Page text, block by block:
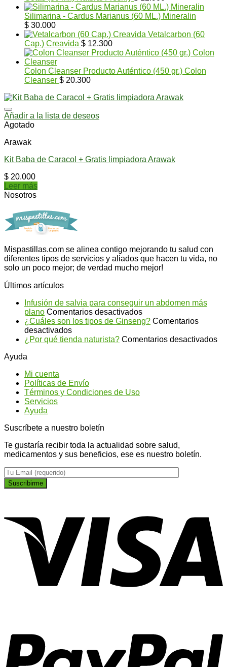
Silimarina - Cardus Marianus (60 ML.) Mineralin
$ 30.000
Vetalcarbon (60
Cap.) Creavida $ 12.300
Colon Cleanser Producto Auténtico (450 gr.) Colon
Cleanser $ 20.300
Añadir a la lista de deseos
Agotado
Arawak
Kit Baba de Caracol + Gratis limpiadora Arawak
$ 20.000
Leer más
Nosotros
Mispastillas.com se alinea contigo mejorando tu salud con
diferentes tipos de servicios y aliados que hacen tu vida, no
solo un poco mejor; de verdad mucho mejor!
Últimos artículos
Infusión de salvia para conseguir un abdomen más
plano Comentarios desactivadosen
Infusión
salvia
¿Cuáles son los tipos de Ginseng? Comentarios
desactivadosen
¿Cuáles
Ginseng?
¿Por qué tienda naturista? Comentarios desactivadosen
Ayuda
Mi cuenta
Políticas de Envío
Términos y Condiciones de Uso
Servicios
Ayuda
Suscríbete a nuestro boletín
Te gustaría recibir toda la actualidad sobre salud,
medicamentos y sus beneficios, ese es nuestro boletín.